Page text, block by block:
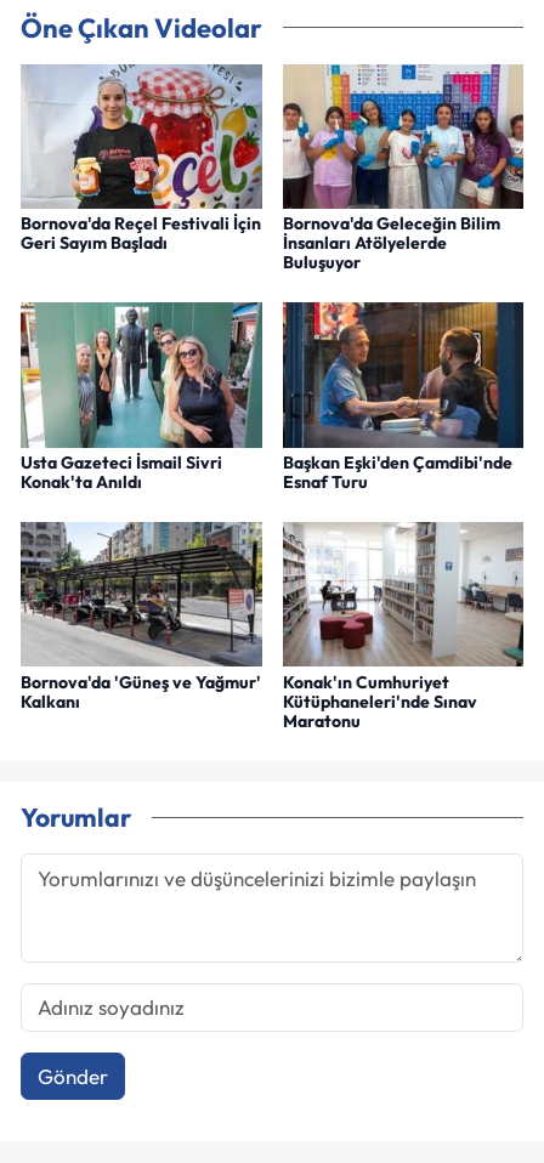
Öne Çıkan Videolar
Bornova'da Reçel Festivali İçin
Geri Sayım Başladı
Bornova'da Geleceğin Bilim
İnsanları Atölyelerde
Buluşuyor
Usta Gazeteci İsmail Sivri
Konak'ta Anıldı
Başkan Eşki'den Çamdibi'nde
Esnaf Turu
Bornova'da 'Güneş ve Yağmur'
Kalkanı
Konak'ın Cumhuriyet
Kütüphaneleri'nde Sınav
Maratonu
Yorumlar
Gönder